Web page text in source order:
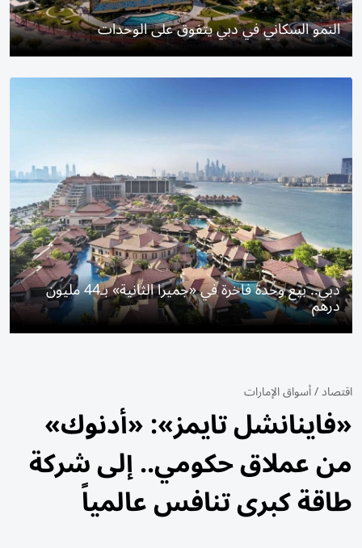
النمو السكاني في دبي يتفوق على الوحدات
دبي.. بيع وحدة فاخرة في «جميرا الثانية» بـ44 مليون
درهم
اقتصاد/أسواق الإمارات
«فاينانشل تايمز»: «أدنوك»
من عملاق حكومي.. إلى شركة
طاقة كبرى تنافس عالمياً